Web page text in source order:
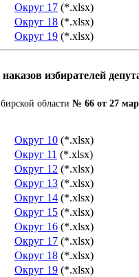
Округ 17 (*.xlsx)
Округ 18 (*.xlsx)
Округ 19 (*.xlsx)
избирателей
области № 66 от 27
Округ 10 (*.xlsx)
Округ 11 (*.xlsx)
Округ 12 (*.xlsx)
Округ 13 (*.xlsx)
Округ 14 (*.xlsx)
Округ 15 (*.xlsx)
Округ 16 (*.xlsx)
Округ 17 (*.xlsx)
Округ 18 (*.xlsx)
Округ 19 (*.xlsx)